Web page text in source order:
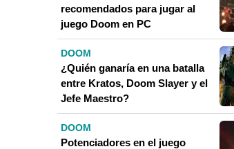
recomendados para jugar al
juego Doom en PC
DOOM
¿Quién ganaría en una batalla
entre Kratos, Doom Slayer y el
Jefe Maestro?
DOOM
Potenciadores en el juego